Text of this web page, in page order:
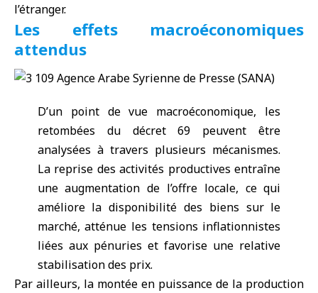
l’étranger.
Les effets macroéconomiques
attendus
D’un point de vue macroéconomique, les
retombées du décret 69 peuvent être
analysées à travers plusieurs mécanismes.
La reprise des activités productives entraîne
une augmentation de l’offre locale, ce qui
améliore la disponibilité des biens sur le
marché, atténue les tensions inflationnistes
liées aux pénuries et favorise une relative
stabilisation des prix.
Par ailleurs, la montée en puissance de la production